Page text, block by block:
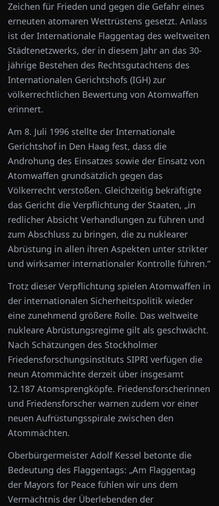
Zeichen für Frieden und gegen die Gefahr eines
erneuten atomaren Wettrüstens gesetzt. Anlass
ist der Internationale Flaggentag des weltweiten
Städtenetzwerks, der in diesem Jahr an das 30-
jährige Bestehen des Rechtsgutachtens des
Internationalen Gerichtshofs (IGH) zur
völkerrechtlichen Bewertung von Atomwaffen
erinnert.
Am 8. Juli 1996 stellte der Internationale
Gerichtshof in Den Haag fest, dass die
Androhung des Einsatzes sowie der Einsatz von
Atomwaffen grundsätzlich gegen das
Völkerrecht verstoßen. Gleichzeitig bekräftigte
das Gericht die Verpflichtung der Staaten, „in
redlicher Absicht Verhandlungen zu führen und
zum Abschluss zu bringen, die zu nuklearer
Abrüstung in allen ihren Aspekten unter strikter
und wirksamer internationaler Kontrolle führen.“
Trotz dieser Verpflichtung spielen Atomwaffen in
der internationalen Sicherheitspolitik wieder
eine zunehmend größere Rolle. Das weltweite
nukleare Abrüstungsregime gilt als geschwächt.
Nach Schätzungen des Stockholmer
Friedensforschungsinstituts SIPRI verfügen die
neun Atommächte derzeit über insgesamt
12.187 Atomsprengköpfe. Friedensforscherinnen
und Friedensforscher warnen zudem vor einer
neuen Aufrüstungsspirale zwischen den
Atommächten.
Oberbürgermeister Adolf Kessel betonte die
Bedeutung des Flaggentags: „Am Flaggentag
der Mayors for Peace fühlen wir uns dem
Vermächtnis der Überlebenden der